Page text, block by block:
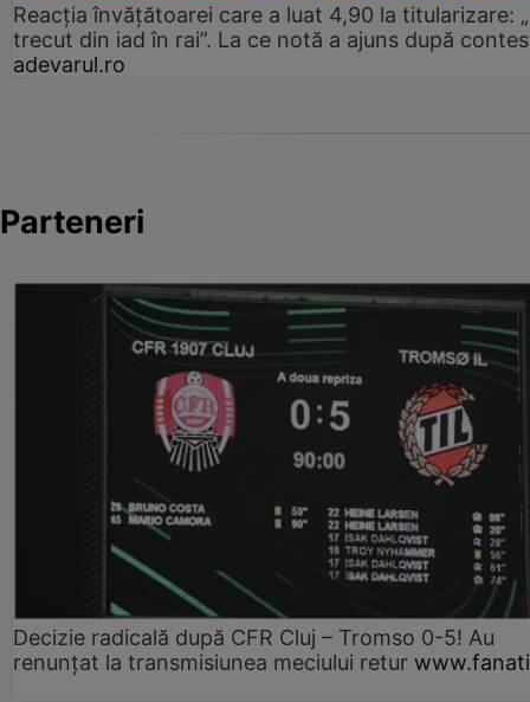
Reacția învățătoarei care a luat 4,90 la titularizare:
trecut din iad în rai”. La ce notă a ajuns după
adevarul.ro
Parteneri
Decizie radicală după CFR Cluj – Tromso 0-5! Au
renunțat la transmisiunea meciului retur